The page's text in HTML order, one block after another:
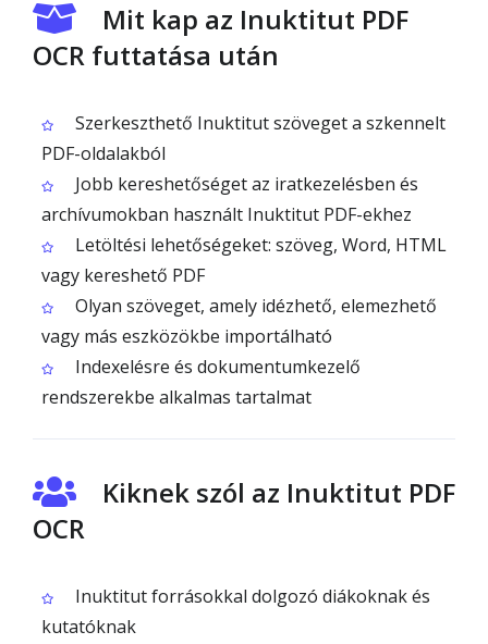
Mit kap az Inuktitut PDF
OCR futtatása után
Szerkeszthető Inuktitut szöveget a szkennelt
PDF-oldalakból
Jobb kereshetőséget az iratkezelésben és
archívumokban használt Inuktitut PDF-ekhez
Letöltési lehetőségeket: szöveg, Word, HTML
vagy kereshető PDF
Olyan szöveget, amely idézhető, elemezhető
vagy más eszközökbe importálható
Indexelésre és dokumentumkezelő
rendszerekbe alkalmas tartalmat
Kiknek szól az Inuktitut PDF
OCR
Inuktitut forrásokkal dolgozó diákoknak és
kutatóknak